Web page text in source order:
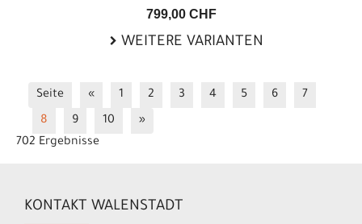
799,00 CHF
WEITERE VARIANTEN
Seite « 1 2 3 4 5 6
7
8
9 10
»
702 Ergebnisse
KONTAKT WALENSTADT